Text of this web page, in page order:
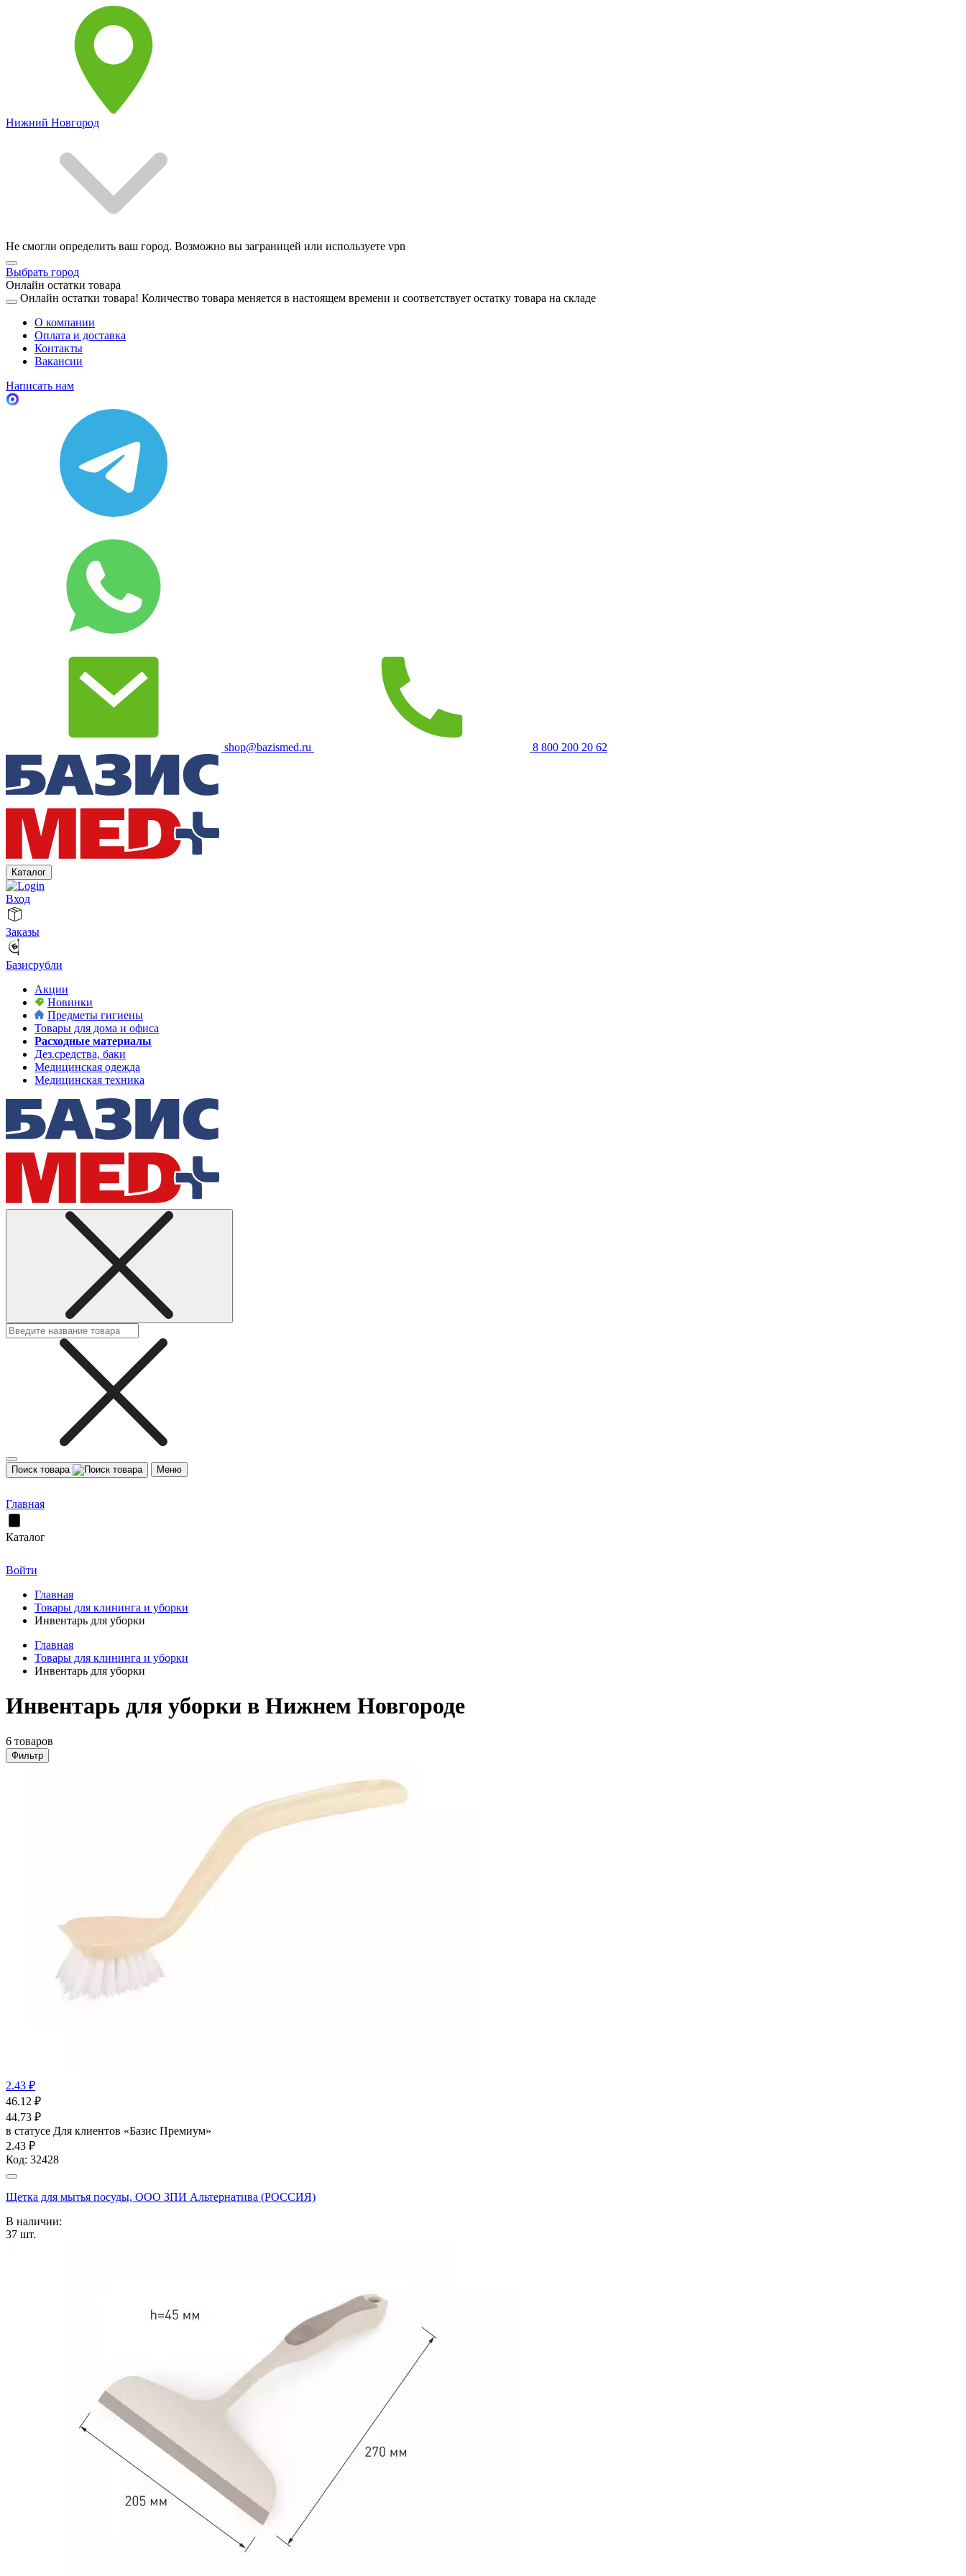
Нижний Новгород
Не смогли определить ваш город. Возможно вы заграницей или используете vpn
Выбрать город
Онлайн остатки товара
Онлайн остатки товара! Количество товара меняется в настоящем времени и соответствует остатку товара на складе
О компании
Оплата и доставка
Контакты
Вакансии
Написать нам
shop@bazismed.ru 8 800 200 20 62
Каталог
Вход
Заказы
Базисрубли
Акции
Новинки
Предметы гигиены
Товары для дома и офиса
Расходные материалы
Дез.средства, баки
Медицинская одежда
Медицинская техника
Поиск товара Меню
Главная
Каталог
Войти
Главная
Товары для клининга и уборки
Инвентарь для уборки
Главная
Товары для клининга и уборки
Инвентарь для уборки
Инвентарь для уборки в Нижнем Новгороде
6 товаров
Фильтр
2.43 ₽
46.12 ₽
44.73 ₽
в статусе Для клиентов «Базис Премиум»
2.43 ₽
Код: 32428
Щетка для мытья посуды, ООО ЗПИ Альтернатива (РОССИЯ)
В наличии:
37 шт.